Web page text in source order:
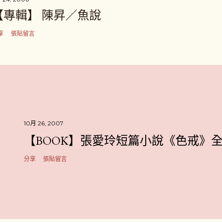
專輯】 陳昇／魚說
張貼留言
10月 26, 2007
【BOOK】張愛玲短篇小說《色戒》
分享 張貼留言